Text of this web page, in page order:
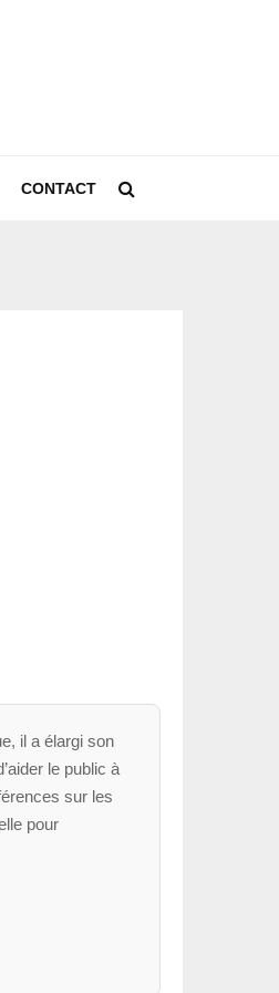
CONTACT
il a élargi son
le public à
sur les
pour